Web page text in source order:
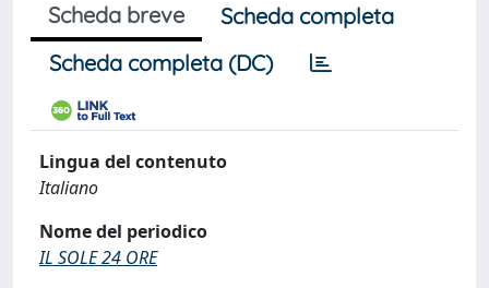
Scheda breve
Scheda completa
Scheda completa (DC)
Lingua del contenuto
Italiano
Nome del periodico
IL SOLE 24 ORE